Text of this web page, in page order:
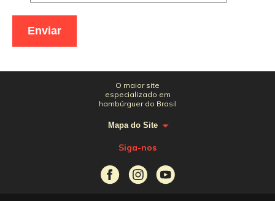
O maior site
especializado em
hambúrguer do Brasil
Mapa do Site
Siga-nos